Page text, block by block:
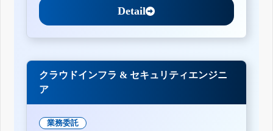
Detail
クラウドインフラ & セキュリティエンジニ
ア
業務委託